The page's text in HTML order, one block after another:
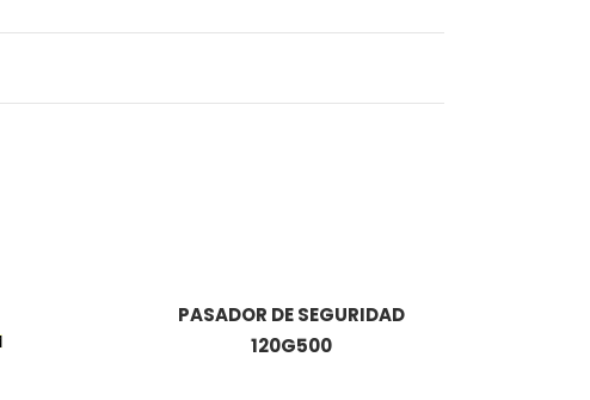
PASADOR DE SEGURIDAD
120G500